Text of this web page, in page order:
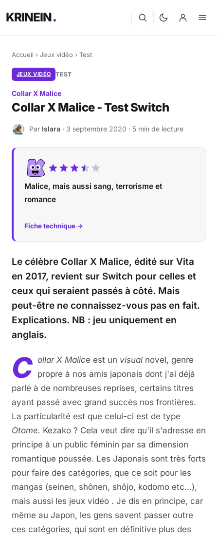
KRINEIN
Accueil › Jeux vidéo › Test
JEUX VIDÉO TEST
Collar X Malice
Collar X Malice - Test Switch
I Par Islara · 3 septembre 2020 · 5 min de lecture
Malice, mais aussi sang, terrorisme et
romance
Fiche technique →
Le célèbre Collar X Malice, édité sur Vita
en 2017, revient sur Switch pour celles et
ceux qui seraient passés à côté. Mais
peut-être ne connaissez-vous pas en fait.
Explications. NB : jeu uniquement en
anglais.
C ollar X Malice est un visual novel, genre
propre à nos amis japonais dont j'ai déjà
parlé à de nombreuses reprises, certains titres
ayant passé avec grand succès nos frontières.
La particularité est que celui-ci est de type
Otome. Kezako ? Cela veut dire qu'il s'adresse en
principe à un public féminin par sa dimension
romantique poussée. Les Japonais sont très forts
pour faire des catégories, que ce soit pour les
mangas (seinen, shônen, shôjo, kodomo etc...),
mais aussi les jeux vidéo . Je dis en principe, car
même au Japon, les gens savent passer outre
ces catégories, qui sont en définitive plus des